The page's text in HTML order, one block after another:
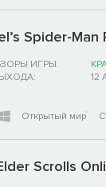
Spider-
ИГРЫ:
12
Открытый мир
Scrolls